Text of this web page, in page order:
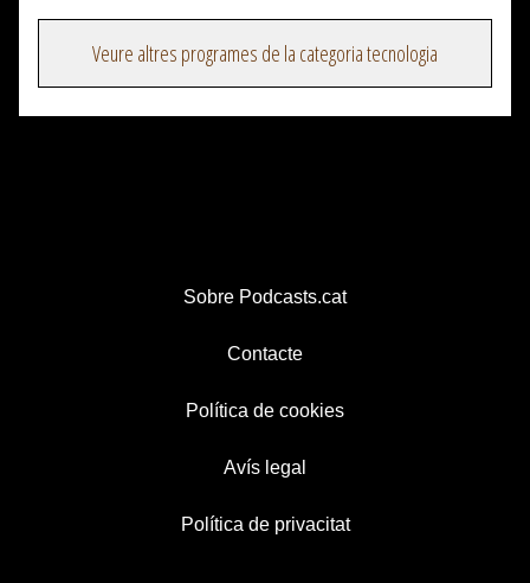
Veure altres programes de la categoria tecnologia
Sobre Podcasts.cat
Contacte
Política de cookies
Avís legal
Política de privacitat